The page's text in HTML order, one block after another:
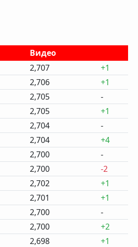
Видео
2,707
+1
2,706
+1
2,705
-
2,705
+1
2,704
-
2,704
+4
2,700
-
2,700
-2
2,702
+1
2,701
+1
2,700
-
2,700
+2
2,698
+1